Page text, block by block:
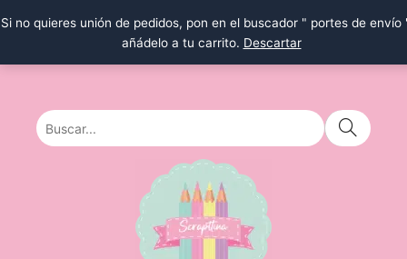
Si no quieres unión de pedidos, pon en el buscador " portes de envío
añádelo a tu carrito. Descartar
al